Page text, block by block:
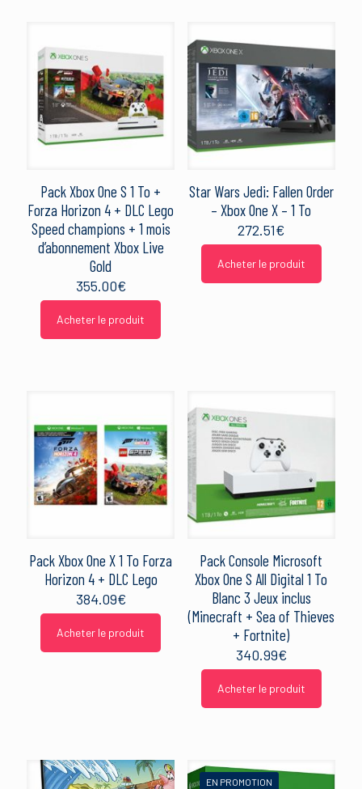
Pack Xbox One S 1 To +
Forza Horizon 4 + DLC Lego
Speed champions + 1 mois
d’abonnement Xbox Live
Gold
355.00€
Acheter le produit
Star Wars Jedi: Fallen Order
– Xbox One X – 1 To
272.51€
Acheter le produit
Pack Xbox One X 1 To Forza
Horizon 4 + DLC Lego
384.09€
Acheter le produit
Pack Console Microsoft
Xbox One S All Digital 1 To
Blanc 3 Jeux inclus
(Minecraft + Sea of Thieves
+ Fortnite)
340.99€
Acheter le produit
EN PROMOTION